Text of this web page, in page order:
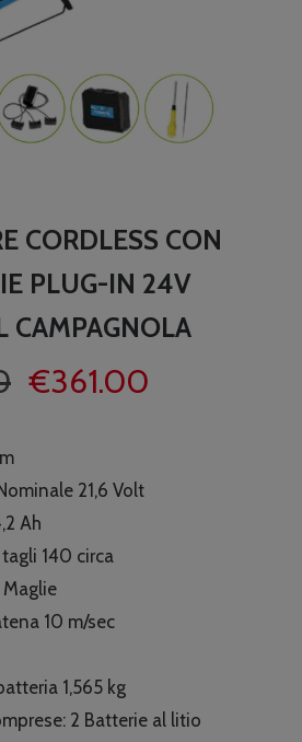
CORDLESS CON
PLUG-IN 24V
CAMPAGNOLA
Il
era:
€468.00.
€361.00
21,6 Volt
Ah
140 circa
10 m/sec
1,565 kg
2 Batterie al litio